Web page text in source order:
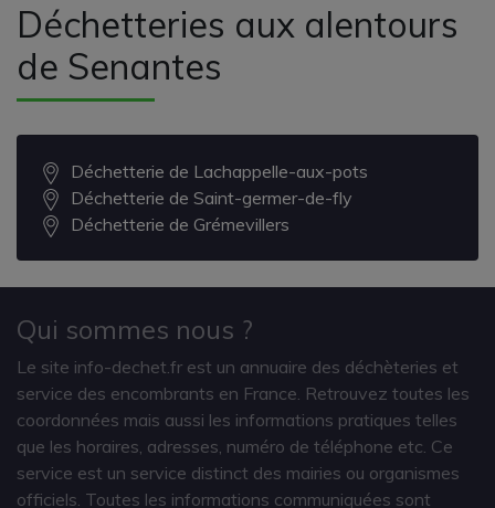
Déchetteries aux alentours
de Senantes
Déchetterie de Lachappelle-aux-pots
Déchetterie de Saint-germer-de-fly
Déchetterie de Grémevillers
Qui sommes nous ?
Le site info-dechet.fr est un annuaire des déchèteries et
service des encombrants en France. Retrouvez toutes les
coordonnées mais aussi les informations pratiques telles
que les horaires, adresses, numéro de téléphone etc. Ce
service est un service distinct des mairies ou organismes
officiels. Toutes les informations communiquées sont